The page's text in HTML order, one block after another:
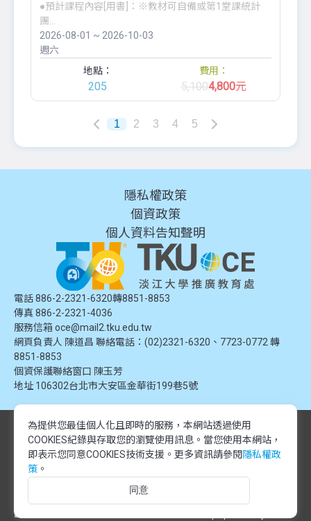
●預計課程內容[用書]：※教材可自備或第1堂課統計
團...
2026-08-01 ~ 2026-10-03
週六
地點：
205
費用：
5,1004,800元
1 2 3 4 5
隱私權政策
個資政策
個人資料告知聲明
電話 886-2-2321-6320轉8851-8853
傳真 886-2-2321-4036
服務信箱 oce@mail2.tku.edu.tw
網頁負責人 陳道昌 聯絡電話：(02)2321-6320、7723-0772 轉
8851-8853
個資保護聯絡窗口 陳玉芳
地址 106302台北市大安區金華街199巷5號
© 2024 淡江大學推廣教育處. 版權所有。本網站內容由淡江大學推廣教育處
提供，未經授權禁止轉載或引用。所有課程資訊、圖片及資料皆屬本單位所
有，僅供學習交流使用。
© 2024 Tamkang University Office of Continuing Education. All rights
reserved.The content of this website is provided by Tamkang University
Office of Continuing Education. Unauthorized reproduction or citation is
prohibited.All course information, images, and data belong to this division
and are intended for educational and informational purposes only.
為提供您最佳個人化且即時的服務，本網站透過使用
COOKIES紀錄與存取您的瀏覽使用訊息。 當您使用本網站，
即表示您同意COOKIES技術支援。更多資訊請參閱 隱私權政
策 。
同意